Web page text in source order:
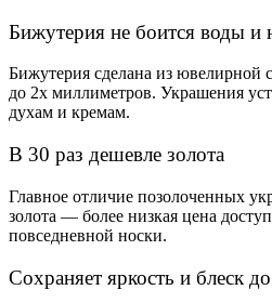
Бижутерия не боится воды и
Бижутерия сделана из ювелирной
до 2х миллиметров. Украшения
духам и кремам.
В 30 раз дешевле золота
Главное отличие позолоченных
золота — более низкая цена
повседневной носки.
Сохраняет яркость и блеск